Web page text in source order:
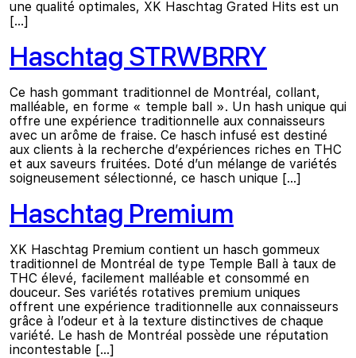
une qualité optimales, XK Haschtag Grated Hits est un
[…]
Haschtag STRWBRRY
Ce hash gommant traditionnel de Montréal, collant,
malléable, en forme « temple ball ». Un hash unique qui
offre une expérience traditionnelle aux connaisseurs
avec un arôme de fraise. Ce hasch infusé est destiné
aux clients à la recherche d’expériences riches en THC
et aux saveurs fruitées. Doté d’un mélange de variétés
soigneusement sélectionné, ce hasch unique […]
Haschtag Premium
XK Haschtag Premium contient un hasch gommeux
traditionnel de Montréal de type Temple Ball à taux de
THC élevé, facilement malléable et consommé en
douceur. Ses variétés rotatives premium uniques
offrent une expérience traditionnelle aux connaisseurs
grâce à l’odeur et à la texture distinctives de chaque
variété. Le hash de Montréal possède une réputation
incontestable […]